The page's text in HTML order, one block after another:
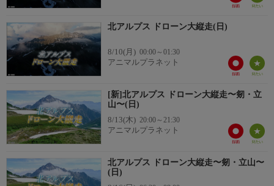
北アルプス ドローン大縦走(日)
8/10(月) 00:00～01:30
アニマルプラネット
[新]北アルプス ドローン大縦走〜剱・立
山〜(日)
8/13(木) 20:00～21:30
アニマルプラネット
北アルプス ドローン大縦走〜剱・立山〜
(日)